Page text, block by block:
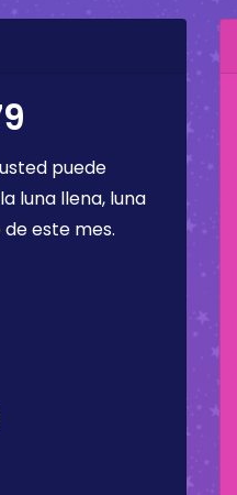
puede
luna llena, luna
este mes.